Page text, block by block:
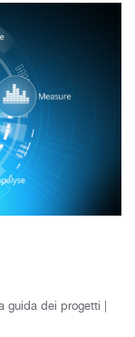
guida dei progetti |